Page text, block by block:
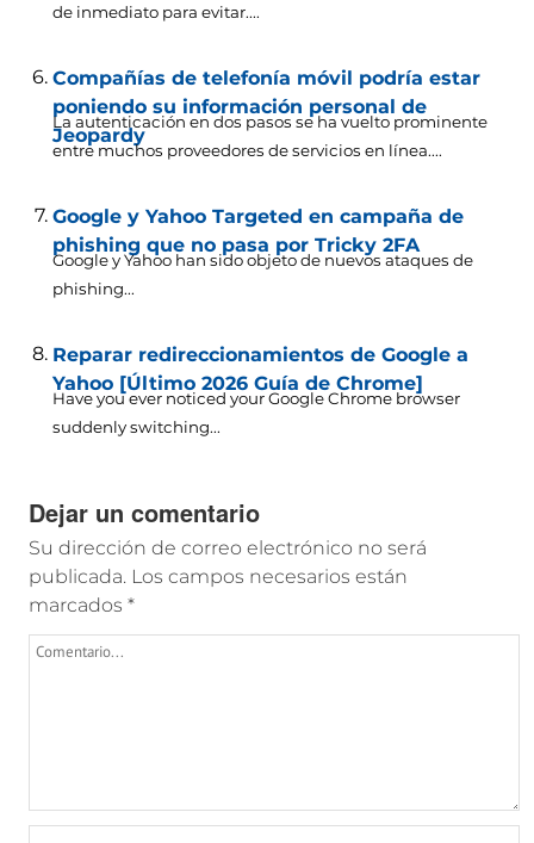
de inmediato para evitar....
Compañías de telefonía móvil podría estar
poniendo su información personal de
Jeopardy
La autenticación en dos pasos se ha vuelto prominente
entre muchos proveedores de servicios en línea....
Google y Yahoo Targeted en campaña de
phishing que no pasa por Tricky 2FA
Google y Yahoo han sido objeto de nuevos ataques de
phishing...
Reparar redireccionamientos de Google a
Yahoo [Último 2026 Guía de Chrome]
Have you ever noticed your Google Chrome browser
suddenly switching...
Dejar un comentario
Su dirección de correo electrónico no será
publicada. Los campos necesarios están
marcados *